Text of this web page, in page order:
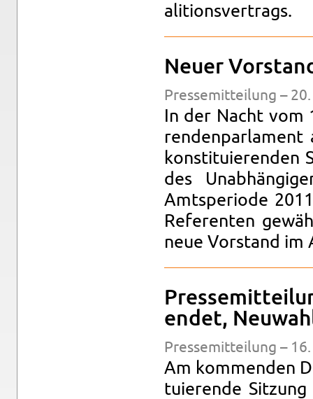
ali­ti­ons­ver­trags.
Neuer
Pres­se­mit­tei­lung –
In der Nacht
ren­den­par­la­ment
kon­sti­tu­ie­ren­den
des
Amts­pe­ri­ode
Re­fe­ren­ten
neue Vor­stand im
endet,
Pres­se­mit­tei­lung –
Am kom­men­den
tu­ie­ren­de